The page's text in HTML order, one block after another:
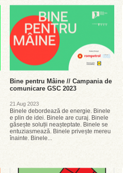
Bine pentru Mâine // Campania de
comunicare GSC 2023
21 Aug 2023
Binele debordează de energie. Binele
e plin de idei. Binele are curaj. Binele
găsește soluții neașteptate. Binele se
entuziasmează. Binele privește mereu
înainte. Binele...